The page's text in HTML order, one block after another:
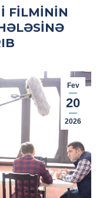
FILMININ
Fev
20
2026